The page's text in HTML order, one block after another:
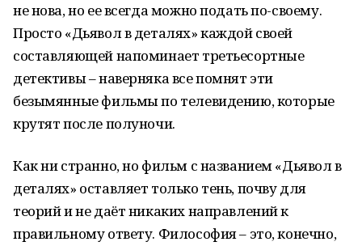
не нова, но ее всегда можно подать по-своему.
Просто «Дьявол в деталях» каждой своей
составляющей напоминает третьесортные
детективы – наверняка все помнят эти
безымянные фильмы по телевидению, которые
крутят после полуночи.
Как ни странно, но фильм с названием «Дьявол в
деталях» оставляет только тень, почву для
теорий и не даёт никаких направлений к
правильному ответу. Философия – это, конечно,